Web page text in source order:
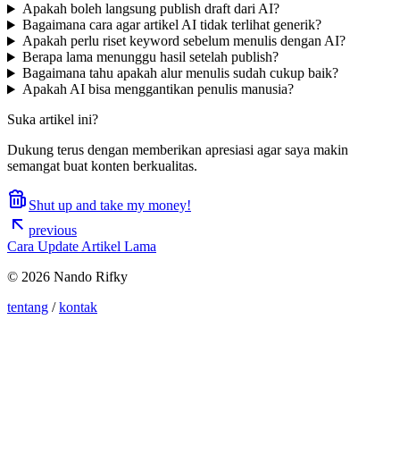
Apakah boleh langsung publish draft dari AI?
Bagaimana cara agar artikel AI tidak terlihat generik?
Apakah perlu riset keyword sebelum menulis dengan AI?
Berapa lama menunggu hasil setelah publish?
Bagaimana tahu apakah alur menulis sudah cukup baik?
Apakah AI bisa menggantikan penulis manusia?
Suka artikel ini?
Dukung terus dengan memberikan apresiasi agar saya makin
semangat buat konten berkualitas.
Shut up and take my money!
previous
Cara Update Artikel Lama
© 2026 Nando Rifky
tentang / kontak